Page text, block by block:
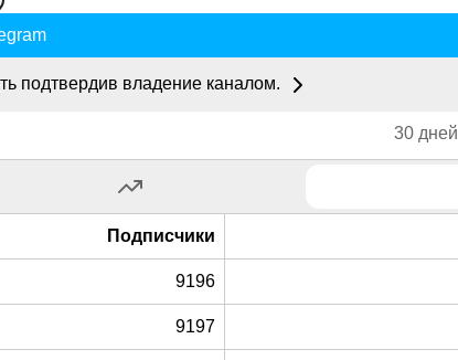
подтвердив владение каналом.
30 дней
Подписчики
9196
9197